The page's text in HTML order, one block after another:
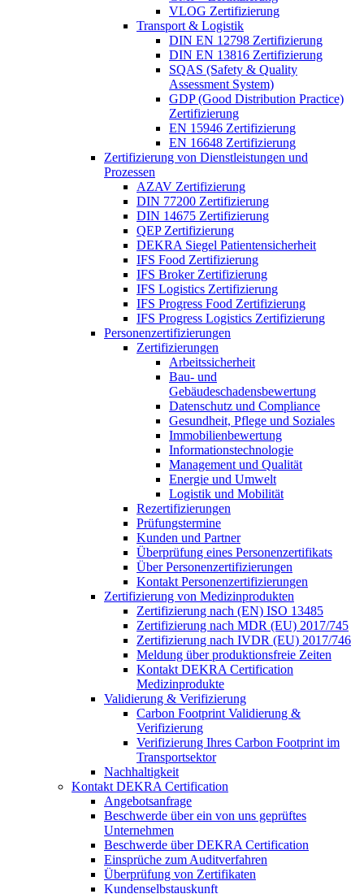
VLOG Zertifizierung
Transport & Logistik
DIN EN 12798 Zertifizierung
DIN EN 13816 Zertifizierung
SQAS (Safety & Quality
Assessment System)
GDP (Good Distribution Practice)
Zertifizierung
EN 15946 Zertifizierung
EN 16648 Zertifizierung
Zertifizierung von Dienstleistungen und
Prozessen
AZAV Zertifizierung
DIN 77200 Zertifizierung
DIN 14675 Zertifizierung
QEP Zertifizierung
DEKRA Siegel Patientensicherheit
IFS Food Zertifizierung
IFS Broker Zertifizierung
IFS Logistics Zertifizierung
IFS Progress Food Zertifizierung
IFS Progress Logistics Zertifizierung
Personenzertifizierungen
Zertifizierungen
Arbeitssicherheit
Bau- und
Gebäudeschadensbewertung
Datenschutz und Compliance
Gesundheit, Pflege und Soziales
Immobilienbewertung
Informationstechnologie
Management und Qualität
Energie und Umwelt
Logistik und Mobilität
Rezertifizierungen
Prüfungstermine
Kunden und Partner
Überprüfung eines Personenzertifikats
Über Personenzertifizierungen
Kontakt Personenzertifizierungen
Zertifizierung von Medizinprodukten
Zertifizierung nach (EN) ISO 13485
Zertifizierung nach MDR (EU) 2017/745
Zertifizierung nach IVDR (EU) 2017/746
Meldung über produktionsfreie Zeiten
Kontakt DEKRA Certification
Medizinprodukte
Validierung & Verifizierung
Carbon Footprint Validierung &
Verifizierung
Verifizierung Ihres Carbon Footprint im
Transportsektor
Nachhaltigkeit
Kontakt DEKRA Certification
Angebotsanfrage
Beschwerde über ein von uns geprüftes
Unternehmen
Beschwerde über DEKRA Certification
Einsprüche zum Auditverfahren
Überprüfung von Zertifikaten
Kundenselbstauskunft